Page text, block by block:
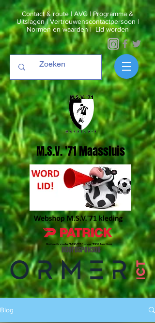
Contact & route |AVG |Programma &
Uitslagen|Vertrouwenscontactpersoon |
Normen en waarden|Lid worden
M.S.V. '71 Maassluis
HOOFDSPONSOR
Blog